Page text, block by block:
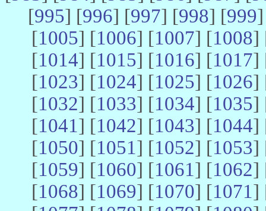
[995] [996] [997] [998] [999
[1005] [1006] [1007] [1008]
[1014] [1015] [1016] [1017]
[1023] [1024] [1025] [1026]
[1032] [1033] [1034] [1035]
[1041] [1042] [1043] [1044]
[1050] [1051] [1052] [1053]
[1059] [1060] [1061] [1062]
[1068] [1069] [1070] [1071]